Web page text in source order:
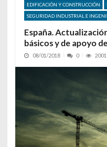
EDIFICACIÓN Y CONSTRUCCIÓN
SEGURIDAD INDUSTRIAL E
España.
básicos y de apoyo
08/01/2018 0 2001